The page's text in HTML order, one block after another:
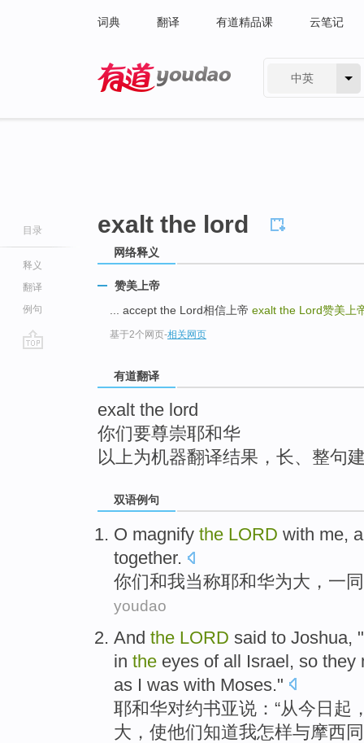
词典 翻译 有道精品课 云笔记
中英
目录
释义
翻译
例句
exalt the lord
网络释义
赞美上帝
... accept the Lord相信上帝 exalt the Lord赞美上
基于2个网页-相关网页
有道翻译
exalt the lord
你们要尊崇耶和华
以上为机器翻译结果，长、整句
双语例句
O magnify the LORD with me,
together.
你们和我当称耶和华为大， 一同
youdao
And the LORD said to Joshua, "
in the eyes of all Israel, so they
as I was with Moses."
耶和华对约书亚说：“从今日 起
大，使他们知道我怎样与摩西